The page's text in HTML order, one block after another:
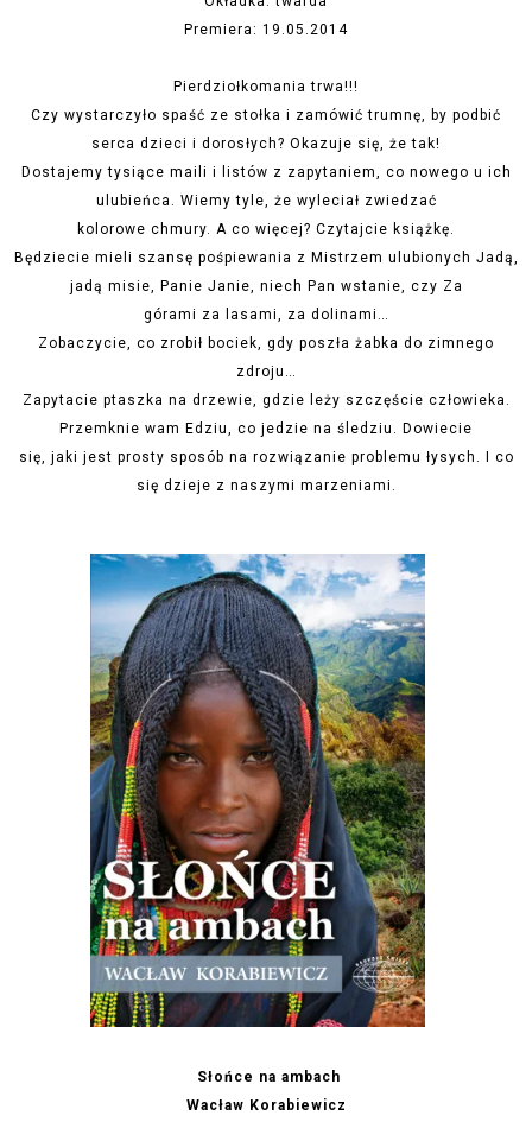
Premiera: 19.05.2014
Pierdziołkomania trwa!!!
Czy wystarczyło spaść ze stołka i zamówić trumnę, by podbić
serca dzieci i dorosłych? Okazuje się, że tak!
Dostajemy tysiące maili i listów z zapytaniem, co nowego u ich
ulubieńca. Wiemy tyle, że wyleciał zwiedzać
kolorowe chmury. A co więcej? Czytajcie książkę.
Będziecie mieli szansę pośpiewania z Mistrzem ulubionych Jadą,
jadą misie, Panie Janie, niech Pan wstanie, czy Za
górami za lasami, za dolinami…
Zobaczycie, co zrobił bociek, gdy poszła żabka do zimnego
zdroju…
Zapytacie ptaszka na drzewie, gdzie leży szczęście człowieka.
Przemknie wam Edziu, co jedzie na śledziu. Dowiecie
się, jaki jest prosty sposób na rozwiązanie problemu łysych. I co
się dzieje z naszymi marzeniami.
Słońce na ambach
Wacław Korabiewicz